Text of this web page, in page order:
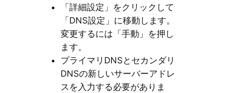
「詳細設定」をクリックして
「DNS設定」に移動します。
変更するには「手動」を押し
ます。
プライマリDNSとセカンダリ
DNSの新しいサーバーアドレ
スを入力する必要がありま